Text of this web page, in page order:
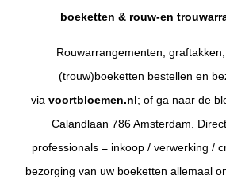
boeketten & rouw-en
Rouwarrangementen,
(trouw)boeketten bestellen en
via voortbloemen.nl; of ga naar de
Calandlaan 786 Amsterdam.
professionals = inkoop / verwerking /
bezorging van uw boeketten allemaal